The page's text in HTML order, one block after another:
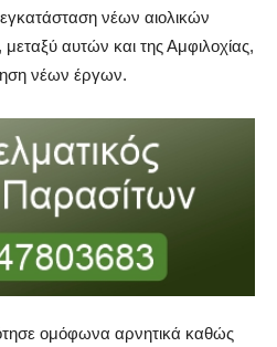
νέων αιολικών
αυτών και της Αμφιλοχίας,
νέων έργων.
ομόφωνα αρνητικά καθώς